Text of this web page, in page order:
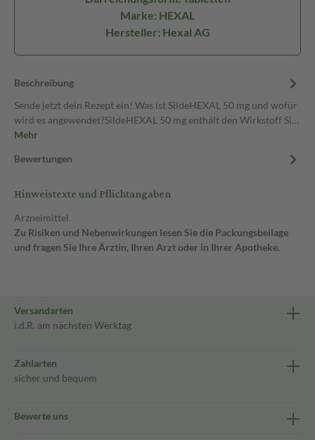
Marke: HEXAL
Hersteller: Hexal AG
Beschreibung
Sende jetzt dein Rezept ein! Was ist SildeHEXAL 50 mg und wofür
wird es angewendet?SildeHEXAL 50 mg enthält den Wirkstoff Si…
Mehr
Bewertungen
Hinweistexte und Pflichtangaben
Arzneimittel
Zu Risiken und Nebenwirkungen lesen Sie die Packungsbeilage
und fragen Sie Ihre Ärztin, Ihren Arzt oder in Ihrer Apotheke.
Versandarten
i.d.R. am nächsten Werktag
Zahlarten
sicher und bequem
Bewerte uns